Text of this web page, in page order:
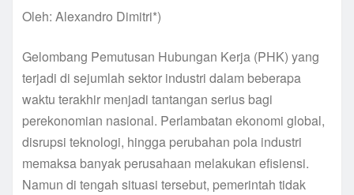
Oleh: Alexandro Dimitri*)
Gelombang Pemutusan Hubungan Kerja (PHK) yang
terjadi di sejumlah sektor industri dalam beberapa
waktu terakhir menjadi tantangan serius bagi
perekonomian nasional. Perlambatan ekonomi global,
disrupsi teknologi, hingga perubahan pola industri
memaksa banyak perusahaan melakukan efisiensi.
Namun di tengah situasi tersebut, pemerintah tidak